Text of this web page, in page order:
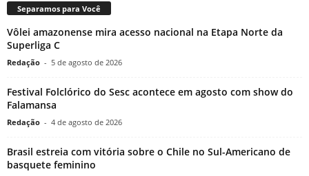
Separamos para Você
Vôlei amazonense mira acesso nacional na Etapa Norte da
Superliga C
Redação - 5 de agosto de 2026
Festival Folclórico do Sesc acontece em agosto com show do
Falamansa
Redação - 4 de agosto de 2026
Brasil estreia com vitória sobre o Chile no Sul-Americano de
basquete feminino